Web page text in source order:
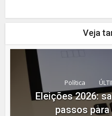
Veja
Política
Eleições 2026:
passos